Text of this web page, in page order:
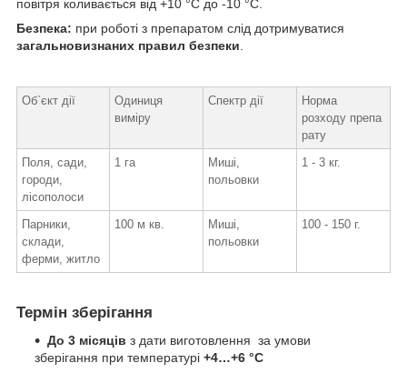
повітря коливається від +10 °C до -10 °C.
Безпека: при роботі з препаратом слід дотримуватися
загальновизнаних правил безпеки
Об`єкт дії
Одиниця
виміру
Спектр дії
Норма
розходу препа
рату
Поля, сади,
городи,
лісополоси
1 га
Миші,
польовки
1 - 3 кг.
Парники,
склади,
ферми, житло
100 м кв.
Миші,
польовки
100 - 150 г.
Термін зберігання
До 3 місяців з дати виготовлення за умови
зберігання при температурі +4…+6 °C